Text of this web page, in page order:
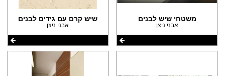
משטחי שיש לבנים
אבני ניצן
שיש קרם עם גידים לבנים
אבני ניצן